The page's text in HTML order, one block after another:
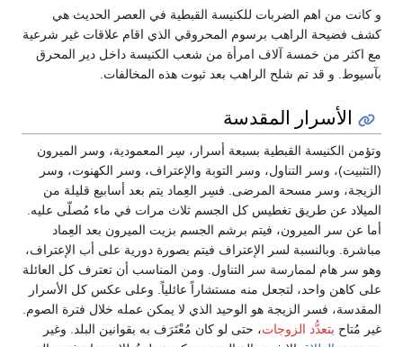
و كانت من اهم الضربات للكنيسة القبطية في العصر الحديث هي
كشف فضيحة الراهب برسوم المحروقي الذي اقام علاقات غير شرعية
مع اكثر من خمسة آلاف امرأة من شعب الكنيسة داخل دير المحرق
بآسيوط. و قد تم شلح الراهب بعد ثبوت هذه المخالفات.
الأسرار المقدسة
وتؤمن الكنيسة القبطية بسبعة أسرار، سِر المعمودية، وسر الميرون
(التثبيت)، وسر التناول، وسر التوبة والإعتراف، وسر الكهنوت، وسر
الزيجة، وسر مسحة المرضى. فسِر العِماد يتم بعد أسابيع قليلة من
الميلاد عن طريق تغطيس كل الجسم ثلاث مرات في ماء مُصلّى عليه.
أما عن سر الميرون، فيتم برشم الجسم بزيت الميرون بعد العِماد
مباشرة. وبالنسبة لسر الإعتراف فيتم بصورة دورية على أب الإعتراف،
وهو سر هام لممارسة سر التناول. ومن المناسب أن تعترف كل العائلة
على كاهن واحد، لتجعل منه مستشاراً عائلياً. وعلى عكس كل الأسرار
المقدسة، فسر الزيجة هو الوحيد الذي لا يمكن عمله خلال فترة الصوم.
غير مُتاح بتعدُّد الزوجات، حتى لو كان مُعْتَرَف به بقوانين البلد. وغير